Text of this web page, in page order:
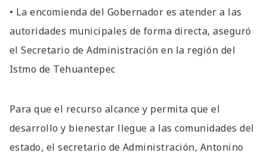
• La encomienda del Gobernador es atender a las
autoridades municipales de forma directa, aseguró
el Secretario de Administración en la región del
Istmo de Tehuantepec
Para que el recurso alcance y permita que el
desarrollo y bienestar llegue a las comunidades del
estado, el secretario de Administración, Antonino